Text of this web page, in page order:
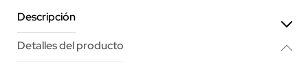
Descripción
Detalles del producto